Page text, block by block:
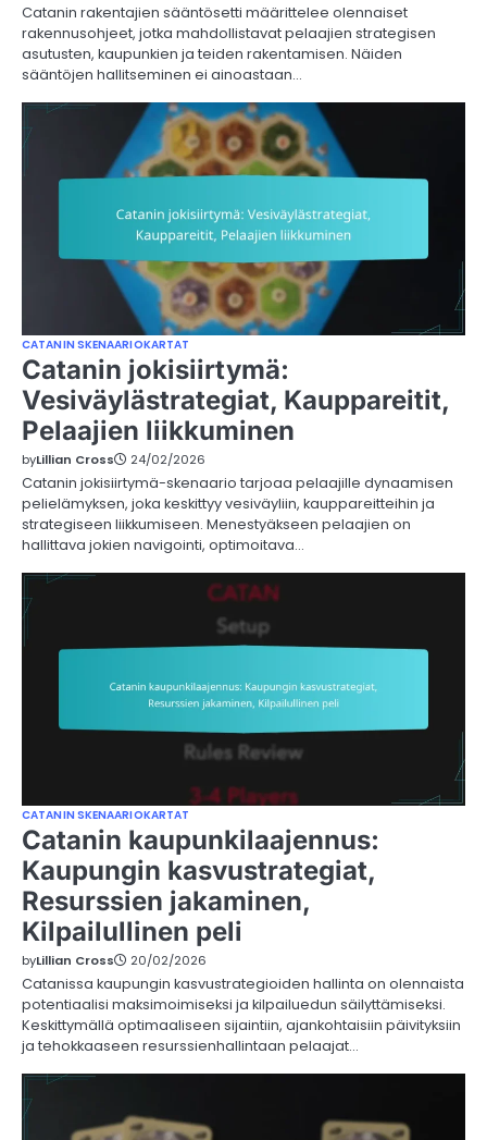
Catanin rakentajien sääntösetti määrittelee olennaiset
rakennusohjeet, jotka mahdollistavat pelaajien strategisen
asutusten, kaupunkien ja teiden rakentamisen. Näiden
sääntöjen hallitseminen ei ainoastaan…
CATANIN SKENAARIOKARTAT
Catanin jokisiirtymä:
Vesiväylästrategiat, Kauppareitit,
Pelaajien liikkuminen
byLillian Cross 24/02/2026
Catanin jokisiirtymä-skenaario tarjoaa pelaajille dynaamisen
pelielämyksen, joka keskittyy vesiväyliin, kauppareitteihin ja
strategiseen liikkumiseen. Menestyäkseen pelaajien on
hallittava jokien navigointi, optimoitava…
CATANIN SKENAARIOKARTAT
Catanin kaupunkilaajennus:
Kaupungin kasvustrategiat,
Resurssien jakaminen,
Kilpailullinen peli
byLillian Cross 20/02/2026
Catanissa kaupungin kasvustrategioiden hallinta on olennaista
potentiaalisi maksimoimiseksi ja kilpailuedun säilyttämiseksi.
Keskittymällä optimaaliseen sijaintiin, ajankohtaisiin päivityksiin
ja tehokkaaseen resurssienhallintaan pelaajat…